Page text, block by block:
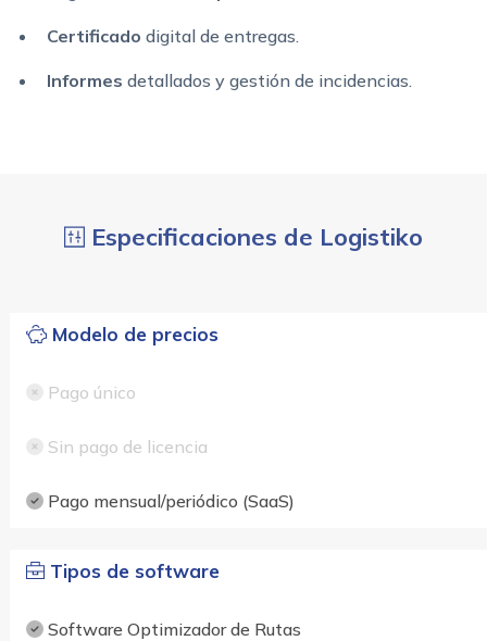
Certificado digital de entregas.
Informes detallados y gestión de incidencias.
Especificaciones de Logistiko
Modelo de precios
Pago único
Sin pago de licencia
Pago mensual/periódico (SaaS)
Tipos de software
Software Optimizador de Rutas